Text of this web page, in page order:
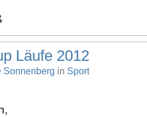
Läufe 2012
Sonnenberg in Sport